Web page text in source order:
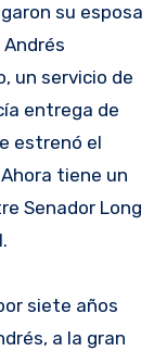
su esposa
un servicio de
entrega de
estrenó el
tiene un
Senador Long
siete años
a la gran